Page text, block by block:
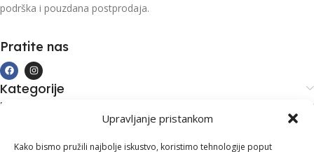
Upravljanje pristankom
Kako bismo pružili najbolje iskustvo, koristimo tehnologije poput
podrška i pouzdana postprodaja.
Pratite nas
Kategorije
Kupovina i podrška
Kontakt informacije